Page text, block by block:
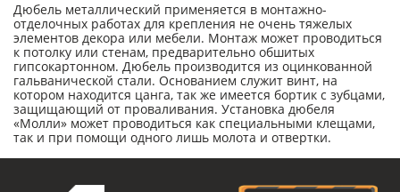
Дюбель металлический применяется в монтажно-
отделочных работах для крепления не очень тяжелых
элементов декора или мебели. Монтаж может проводиться
к потолку или стенам, предварительно обшитых
гипсокартонном. Дюбель производится из оцинкованной
гальванической стали. Основанием служит винт, на
котором находится цанга, так же имеется бортик с зубцами,
защищающий от проваливания. Установка дюбеля
«Молли» может проводиться как специальными клещами,
так и при помощи одного лишь молота и отвертки.